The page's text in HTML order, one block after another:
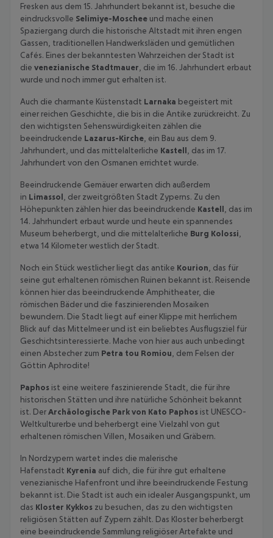
Fresken aus dem 15. Jahrhundert bekannt ist, besuche die
eindrucksvolle Selimiye-Moschee und mache einen
Spaziergang durch die historische Altstadt mit ihren engen
Gassen, traditionellen Handwerksläden und gemütlichen
Cafés. Eines der bekanntesten Wahrzeichen der Stadt ist
die venezianische Stadtmauer , die im 16. Jahrhundert erbaut
wurde und noch immer gut erhalten ist.
Auch die charmante Küstenstadt Larnaka begeistert mit
einer reichen Geschichte, die bis in die Antike zurückreicht. Zu
den wichtigsten Sehenswürdigkeiten zählen die
beeindruckende Lazarus-Kirche , ein Bau aus dem 9.
Jahrhundert, und das mittelalterliche Kastell , das im 17.
Jahrhundert von den Osmanen errichtet wurde.
Beeindruckende Gemäuer erwarten dich außerdem
in Limassol , der zweitgrößten Stadt Zyperns. Zu den
Höhepunkten zählen hier das beeindruckende Kastell , das im
14. Jahrhundert erbaut wurde und heute ein spannendes
Museum beherbergt, und die mittelalterliche Burg Kolossi
etwa 14 Kilometer westlich der Stadt.
Noch ein Stück westlicher liegt das antike Kourion , das für
seine gut erhaltenen römischen Ruinen bekannt ist. Reisende
können hier das beeindruckende Amphitheater, die
römischen Bäder und die faszinierenden Mosaiken
bewundern. Die Stadt liegt auf einer Klippe mit herrlichem
Blick auf das Mittelmeer und ist ein beliebtes Ausflugsziel für
Geschichtsinteressierte. Mache von hier aus auch unbedingt
einen Abstecher zum Petra tou Romiou , dem Felsen der
Göttin Aphrodite!
Paphos ist eine weitere faszinierende Stadt, die für ihre
historischen Stätten und ihre natürliche Schönheit bekannt
ist. DerArchäologische Park von Kato Paphos ist UNESCO-
Weltkulturerbe und beherbergt eine Vielzahl von gut
erhaltenen römischen Villen, Mosaiken und Gräbern.
In Nordzypern wartet indes die malerische
Hafenstadt Kyrenia auf dich, die für ihre gut erhaltene
venezianische Hafenfront und ihre beeindruckende Festung
bekannt ist. Die Stadt ist auch ein idealer Ausgangspunkt, um
das Kloster Kykkos zu besuchen, das zu den wichtigsten
religiösen Stätten auf Zypern zählt. Das Kloster beherbergt
eine beeindruckende Sammlung religiöser Artefakte und